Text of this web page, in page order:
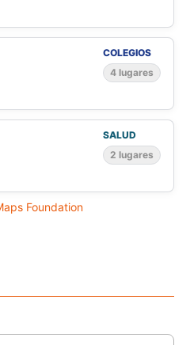
COLEGIOS
4 lugares
SALUD
2 lugares
Foundation